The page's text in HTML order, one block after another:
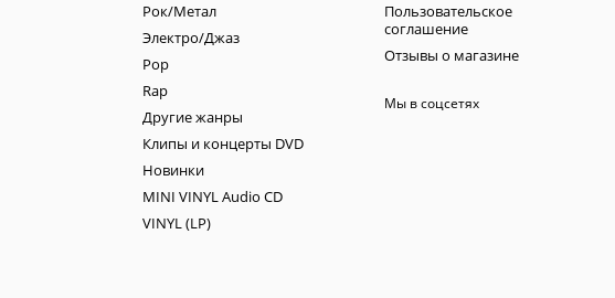
Рок/Метал
Электро/Джаз
Pop
Rap
Другие жанры
Клипы и концерты DVD
Новинки
MINI VINYL Audio CD
VINYL (LP)
Пользовательское
соглашение
Отзывы о магазине
Мы в соцсетях